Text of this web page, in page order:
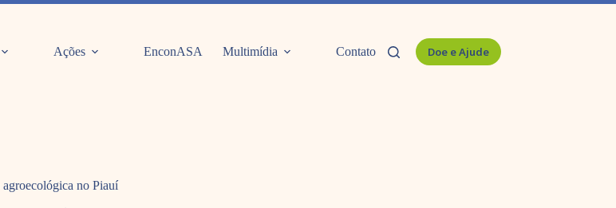
Ações EnconASA Multimídia Contato Doe e Ajude
agroecológica no Piauí